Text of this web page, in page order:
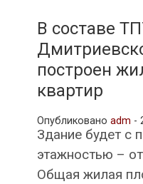
В составе
построен
квартир
Опубликовано adm -
Здание будет с
этажностью –
Общая жилая